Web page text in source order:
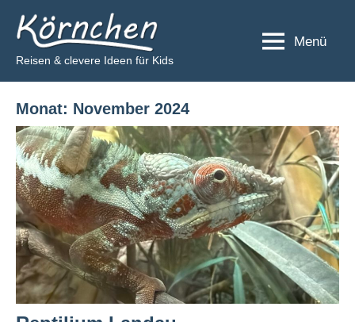
Inhalt
springen
Körnchen
Reisen & clevere Ideen für Kids
Menü
Monat: November 2024